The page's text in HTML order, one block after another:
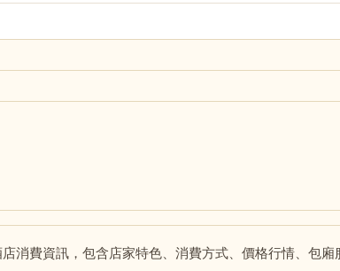
消費資訊，包含店家特色、消費方式、價格行情、包廂